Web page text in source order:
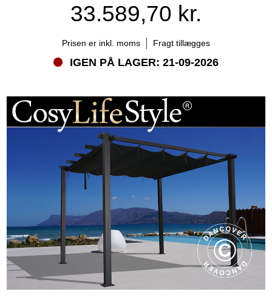
33.589,70 kr.
Prisen er inkl. moms Fragt tillægges
IGEN PÅ LAGER: 21-09-2026